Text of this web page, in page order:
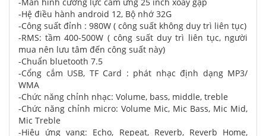
-Hệ điều hành android 12, Bộ nhớ 32G
-Công suất đỉnh : 980W ( công suất không duy trì liên tục)
-RMS: tầm 400-500W ( công suất duy trì liên tục, người
mua nên lưu tâm đến công suất này)
-Chuẩn bluetooth 7.5
-Cổng cắm USB, TF Card : phát nhạc định dạng MP3/
WMA
-Chức năng chỉnh nhạc: Volume, bass, middle, treble
-Chức năng chỉnh micro: Volume Mic, Mic Bass, Mic Mid,
Mic Treble
-Hiệu ứng vang: Echo, Repeat, Reverb, Reverb Home,